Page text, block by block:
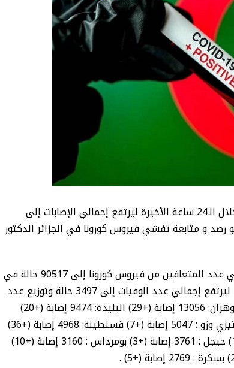
تم اليوم تسجيل 336 إصابة جديدة بفيروس كورونا خلال الـ24 ساعة الأخيرة ليرتفع إجمالي الإصابات إلى
حسبما كشفه عضو رصد و متابعة تفشي فيروس كورونا في الجزائر الدكتور
كما تم تسجيل 236 حالة شفاء جديدة ليرتفع إجمالي عدد المتعافين من فيروس كورونا إلى 90517 حالة في
المقابل تم تسجيل 07 وفيات جديدة بفيروس كورونا ليرتفع إجمالي عدد الوفيات إلى 3497 حالة وتوزيع عدد
الإصابات حسب الولايات: الجزائر: 21068 إصابة (+68) وهران: 13056 إصابة (+29) البليدة: 9474 إصابة (+20)
سطيف: 6051 إصابة (+30) باتنة: 5136 إصابة (+11) تيزي وزو : 5047 إصابة (+7) قسنطينة: 4968 إصابة (+36)
بجاية: 4859 إصابة (+11) المسيلة : 4173 إصابة (+14) جيجل : 3761 إصابة (+3) بومرداس : 3160 إصابة (+10)